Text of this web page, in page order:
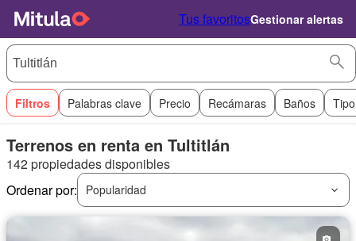
Tus favoritosGestionar alertas
Filtros Palabras clave Precio Recámaras Baños
Terrenos en renta en Tultitlán
142 propiedades disponibles
Ordenar por:
Popularidad